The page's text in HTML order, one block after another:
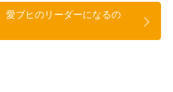
愛ブヒのリーダーになるの